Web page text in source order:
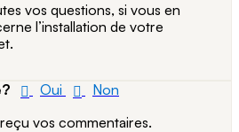
vos questions, si vous en
l’installation de votre
Oui
Non
vos commentaires.